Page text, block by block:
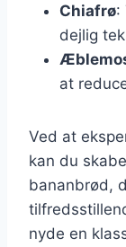
Chiafrø:
dejlig
at
Ved at
kan du
bananbrød,
nyde en